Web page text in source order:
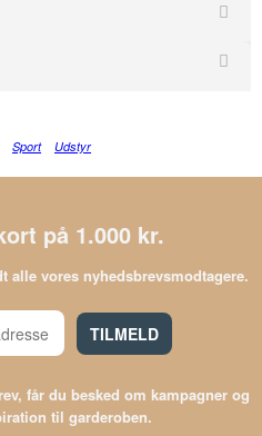
Sport Udstyr
på 1.000 kr.
vores nyhedsbrevsmodtagere.
TILMELD
får du besked om kampagner og
til garderoben.